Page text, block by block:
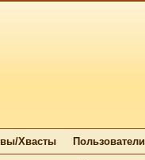
Хвасты Пользователи